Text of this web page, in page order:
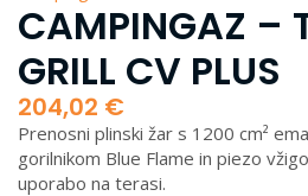
CAMPINGAZ –
GRILL CV PLUS
204,02 €
Prenosni plinski žar s 1200 cm²
gorilnikom Blue Flame in piezo
uporabo na terasi.